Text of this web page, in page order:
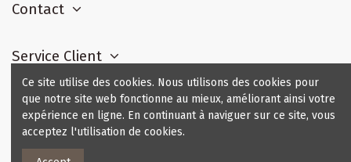
Contact
Service Client
Contact us
Ce site utilise des cookies. Nous utilisons des cookies pour
que notre site web fonctionne au mieux, améliorant ainsi votre
expérience en ligne. En continuant à naviguer sur ce site, vous
acceptez l'utilisation de cookies.